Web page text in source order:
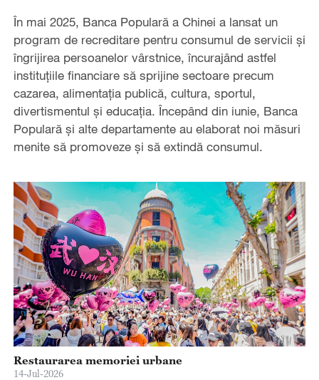
În mai 2025, Banca Populară a Chinei a lansat un
program de recreditare pentru consumul de servicii și
îngrijirea persoanelor vârstnice, încurajând astfel
instituțiile financiare să sprijine sectoare precum
cazarea, alimentația publică, cultura, sportul,
divertismentul și educația. Începând din iunie, Banca
Populară și alte departamente au elaborat noi măsuri
menite să promoveze și să extindă consumul.
Restaurarea memoriei urbane
14-Jul-2026